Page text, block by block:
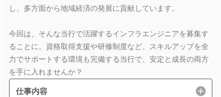
し、多方面から地域経済の発展に貢献しています。
今回は、そんな当行で活躍するインフラエンジニアを募集す
ることに。資格取得支援や研修制度など、スキルアップを全
力でサポートする環境も完備する当行で、安定と成長の両方
を手に入れませんか？
仕事内容